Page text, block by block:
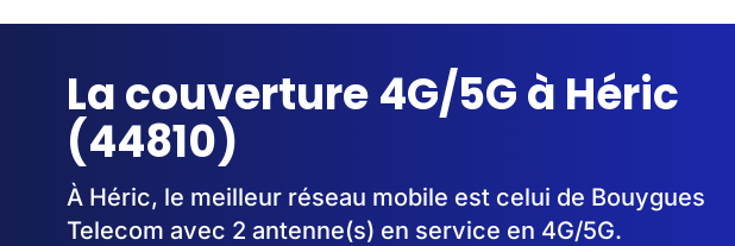
La couverture 4G/5G à Héric
(44810)
À Héric, le meilleur réseau mobile est celui de Bouygues
Telecom avec 2 antenne(s) en service en 4G/5G.